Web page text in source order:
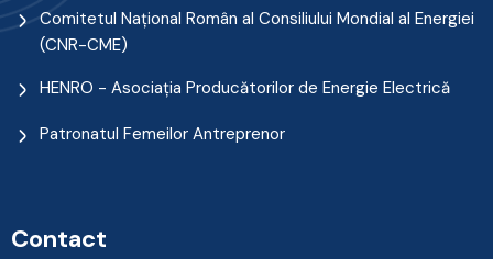
Comitetul Naţional Român al Consiliului Mondial al Energiei
(CNR-CME)
HENRO - Asociația Producătorilor de Energie Electrică
Patronatul Femeilor Antreprenor
Contact